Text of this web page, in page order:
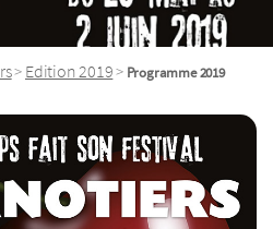
> Edition 2019> Programme 2019